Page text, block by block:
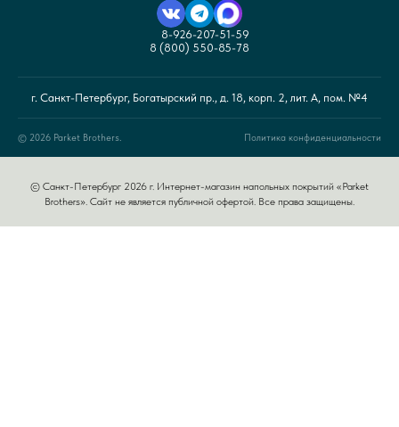
8-926-207-51-59
8 (800) 550-85-78
г. Санкт-Петербург, Богатырский пр., д. 18, корп. 2, лит. А, пом. №4
© 2026 Parket Brothers. Политика конфиденциальности
© Санкт-Петербург 2026 г. Интернет-магазин напольных покрытий «Parket
Brothers». Сайт не является публичной офертой. Все права защищены.